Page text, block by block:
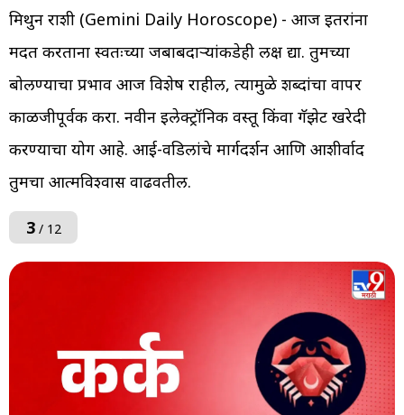
मिथुन राशी (Gemini Daily Horoscope) - आज इतरांना
मदत करताना स्वतःच्या जबाबदाऱ्यांकडेही लक्ष द्या. तुमच्या
बोलण्याचा प्रभाव आज विशेष राहील, त्यामुळे शब्दांचा वापर
काळजीपूर्वक करा. नवीन इलेक्ट्रॉनिक वस्तू किंवा गॅझेट खरेदी
करण्याचा योग आहे. आई-वडिलांचे मार्गदर्शन आणि आशीर्वाद
तुमचा आत्मविश्वास वाढवतील.
3/ 12